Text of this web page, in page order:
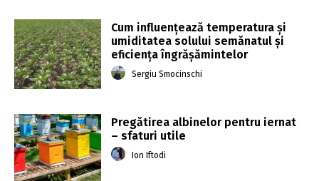
Cum influențează temperatura și
umiditatea solului semănatul și
eficiența îngrășămintelor
Sergiu Smocinschi
Pregătirea albinelor pentru iernat
– sfaturi utile
Ion Iftodi